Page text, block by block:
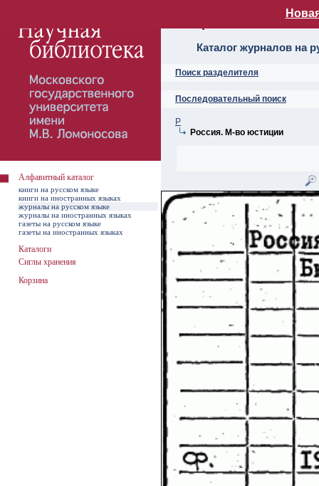
Алфавитный
Каталог журналов на
Поиск разделителя
Последовательный поиск
Р
Россия. М-во юстиции
Алфавитный каталог
книги на русском языке
книги на иностранных языках
журналы на русском языке
журналы на иностранных языках
газеты на русском языке
газеты на иностранных языках
Каталоги
Сиглы хранения
Корзина